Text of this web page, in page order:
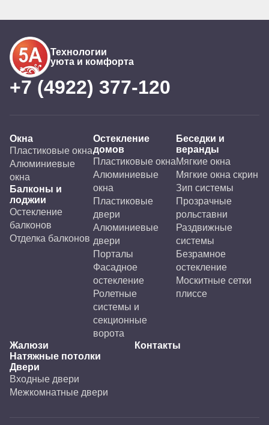
Технологии
уюта и комфорта
+7 (4922) 377-120
Окна
Пластиковые окна
Алюминиевые
окна
Балконы и
лоджии
Остекление
балконов
Отделка балконов
Остекление
домов
Пластиковые окна
Алюминиевые
окна
Пластиковые
двери
Алюминиевые
двери
Порталы
Фасадное
остекление
Ролетные
системы и
секционные
ворота
Беседки и
веранды
Мягкие окна
Мягкие окна скрин
Зип системы
Прозрачные
рольставни
Раздвижные
системы
Безрамное
остекление
Москитные сетки
плиссе
Жалюзи
Натяжные потолки
Двери
Входные двери
Межкомнатные двери
Контакты